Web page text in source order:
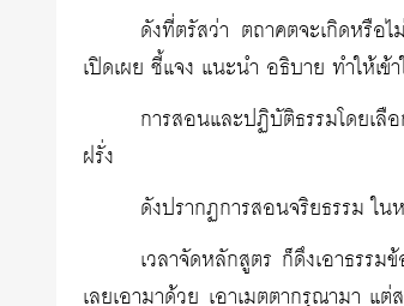
ดังที่ตรัสว่า ตถาคตจะเกิดหรือ
เปิดเผย ชี้แจง แนะนำ อธิบาย ทำให้เ
การสอนและปฏิบัติธรรมโดยเ
ฝรั่ง
ดังปรากฏการสอนจริยธรรม ใ
เวลาจัดหลักสูตร ก็ดึงเอาธรร
เลยเอามาด้วย เอาเมตตากรุณามา